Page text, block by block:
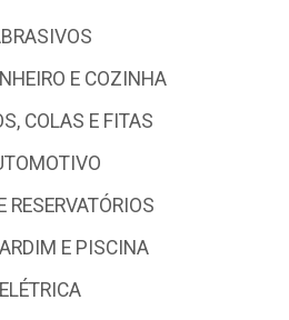
E COZINHA
COLAS E FITAS
RESERVATÓRIOS
E PISCINA
ELÉTRICA